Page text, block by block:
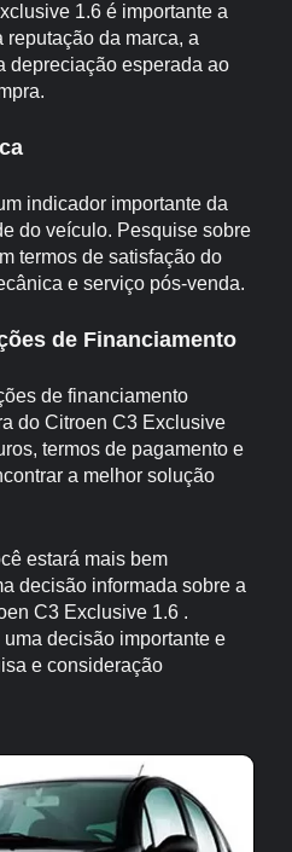
1.6 é importante a
reputação da marca, a
depreciação esperada ao
indicador importante da
do veículo. Pesquise sobre
termos de satisfação do
e serviço pós-venda.
de Financiamento
de financiamento
do Citroen C3 Exclusive
termos de pagamento e
a melhor solução
estará mais bem
decisão informada sobre a
C3 Exclusive 1.6 .
decisão importante e
e consideração